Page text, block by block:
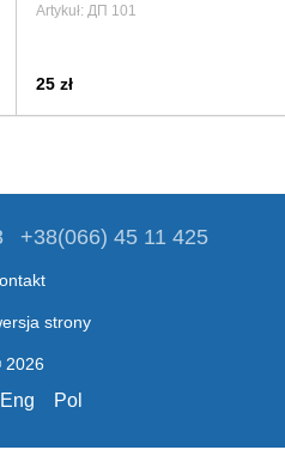
Artykuł: ДП 101
25 zł
+38(066) 45 11 425
strony
2026
Eng Pol